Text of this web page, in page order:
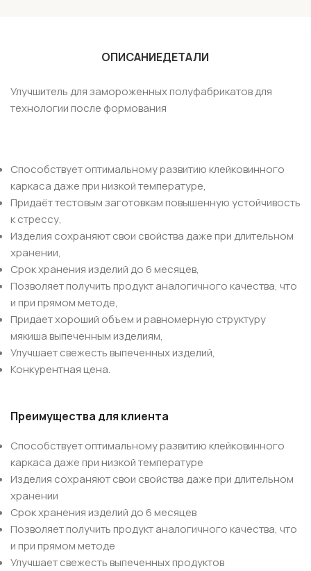
ОПИСАНИЕДЕТАЛИ
Улучшитель для замороженных полуфабрикатов для
технологии после формования
Способствует оптимальному развитию клейковинного
каркаса даже при низкой температуре,
Придаёт тестовым заготовкам повышенную устойчивость
к стрессу,
Изделия сохраняют свои свойства даже при длительном
хранении,
Срок хранения изделий до 6 месяцев,
Позволяет получить продукт аналогичного качества, что
и при прямом методе,
Придает хороший объем и равномерную структуру
мякиша выпеченным изделиям,
Улучшает свежесть выпеченных изделий,
Конкурентная цена.
Преимущества для клиента
Способствует оптимальному развитию клейковинного
каркаса даже при низкой температуре
Изделия сохраняют свои свойства даже при длительном
хранении
Срок хранения изделий до 6 месяцев
Позволяет получить продукт аналогичного качества, что
и при прямом методе
Улучшает свежесть выпеченных продуктов